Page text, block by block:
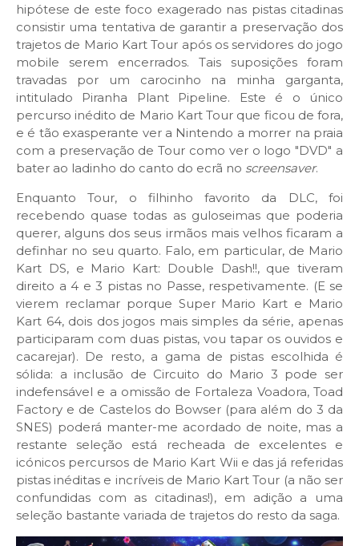
hipótese de este foco exagerado nas pistas citadinas
consistir uma tentativa de garantir a preservação dos
trajetos de Mario Kart Tour após os servidores do jogo
mobile serem encerrados. Tais suposições foram
travadas por um carocinho na minha garganta,
intitulado Piranha Plant Pipeline. Este é o único
percurso inédito de Mario Kart Tour que ficou de fora,
e é tão exasperante ver a Nintendo a morrer na praia
com a preservação de Tour como ver o logo "DVD" a
bater ao ladinho do canto do ecrã no screensaver.
Enquanto Tour, o filhinho favorito da DLC, foi
recebendo quase todas as guloseimas que poderia
querer, alguns dos seus irmãos mais velhos ficaram a
definhar no seu quarto. Falo, em particular, de Mario
Kart DS, e Mario Kart: Double Dash!!, que tiveram
direito a 4 e 3 pistas no Passe, respetivamente. (E se
vierem reclamar porque Super Mario Kart e Mario
Kart 64, dois dos jogos mais simples da série, apenas
participaram com duas pistas, vou tapar os ouvidos e
cacarejar). De resto, a gama de pistas escolhida é
sólida: a inclusão de Circuito do Mario 3 pode ser
indefensável e a omissão de Fortaleza Voadora, Toad
Factory e de Castelos do Bowser (para além do 3 da
SNES) poderá manter-me acordado de noite, mas a
restante seleção está recheada de excelentes e
icónicos percursos de Mario Kart Wii e das já referidas
pistas inéditas e incríveis de Mario Kart Tour (a não ser
confundidas com as citadinas!), em adição a uma
seleção bastante variada de trajetos do resto da saga.